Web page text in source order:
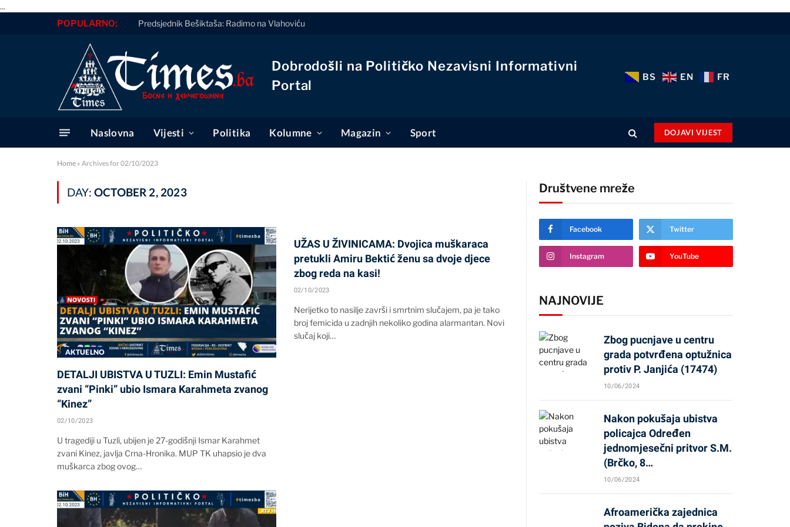
...
POPULARNO: Predsjednik Bešiktaša: Radimo na Vlahoviću
Dobrodošli na Političko Nezavisni Informativni
Portal
BS EN FR
Naslovna Vijesti Politika Kolumne Magazin Sport DOJAVI VIJEST
Home » Archives for 02/10/2023
DAY: OCTOBER 2, 2023
AKTUELNO
DETALJI UBISTVA U TUZLI: Emin Mustafić
zvani “Pinki” ubio Ismara Karahmeta zvanog
“Kinez”
02/10/2023
U tragediji u Tuzli, ubijen je 27-godišnji Ismar Karahmet
zvani Kinez, javlja Crna-Hronika. MUP TK uhapsio je dva
muškarca zbog ovog…
UŽAS U ŽIVINICAMA: Dvojica muškaraca
pretukli Amiru Bektić ženu sa dvoje djece
zbog reda na kasi!
02/10/2023
Nerijetko to nasilje završi i smrtnim slučajem, pa je tako
broj femicida u zadnjih nekoliko godina alarmantan. Novi
slučaj koji…
Društvene mreže
Facebook Twitter
Instagram YouTube
NAJNOVIJE
Zbog pucnjave u centru
grada potvrđena optužnica
protiv P. Janjića (17474)
10/06/2024
Nakon pokušaja ubistva
policajca Određen
jednomjesečni pritvor S.M.
(Brčko, 8…
10/06/2024
Afroamerička zajednica